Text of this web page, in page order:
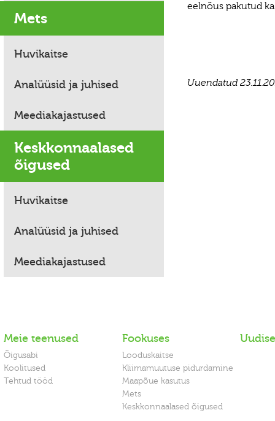
Mets
Huvikaitse
Analüüsid ja juhised
Meediakajastused
Keskkonnaalased
õigused
Huvikaitse
Analüüsid ja juhised
Meediakajastused
eelnõus pakutud
Uuendatud
Meie teenused
Õigusabi
Koolitused
Tehtud tööd
Fookuses
Looduskaitse
Kliimamuutuse pidurdamine
Maapõue kasutus
Mets
Keskkonnaalased õigused